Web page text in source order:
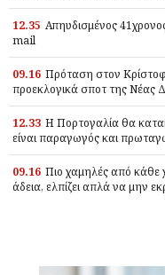
12.35 Απηυδισμένος
mail
09.16 Πρόταση στον
προεκλογικά σποτ της Νέας
12.33 Η Πορτογαλία θα
είναι παραγωγός και
09.16 Πιο χαμηλές από κάθε
άδεια, ελπίζει απλά να μην